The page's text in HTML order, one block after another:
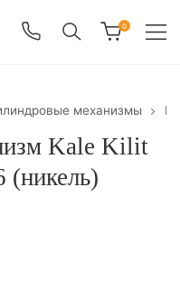
0
механизмы
Kale Kilit
(никель)